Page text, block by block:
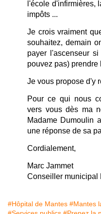
l'école d'infirmières,
impôts ...
Je crois vraiment
souhaitez, demain
payer l'ascenseur
pouvez pas) prendre
Je vous propose d'y
Pour ce qui nous
vers vous dès ma
Madame Dumoulin
une réponse de sa
Cordialement,
Marc Jammet
Conseiller municipal
#Hôpital de Mantes #Mantes